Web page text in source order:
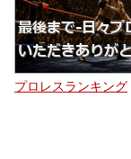
プロレスランキング